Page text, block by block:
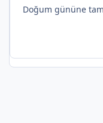
Doğum gününe